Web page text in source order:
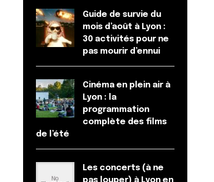
Guide de survie du
mois d’août à Lyon :
30 activités pour ne
pas mourir d’ennui
Cinéma en plein air à
Lyon : la
programmation
complète des films
de l’été
Les concerts (à ne
pas louper) à Lyon en